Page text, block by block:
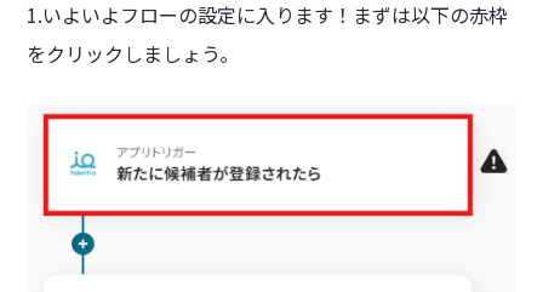
1.いよいよフローの設定に入ります！まずは以下の赤枠
をクリックしましょう。